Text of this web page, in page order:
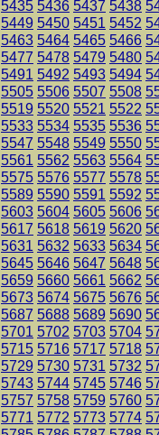
5435 5436 5437 5438
5449 5450 5451 5452
5463 5464 5465 5466
5477 5478 5479 5480
5491 5492 5493 5494
5505 5506 5507 5508
5519 5520 5521 5522
5533 5534 5535 5536
5547 5548 5549 5550
5561 5562 5563 5564
5575 5576 5577 5578
5589 5590 5591 5592
5603 5604 5605 5606
5617 5618 5619 5620
5631 5632 5633 5634
5645 5646 5647 5648
5659 5660 5661 5662
5673 5674 5675 5676
5687 5688 5689 5690
5701 5702 5703 5704
5715 5716 5717 5718
5729 5730 5731 5732
5743 5744 5745 5746
5757 5758 5759 5760
5771 5772 5773 5774